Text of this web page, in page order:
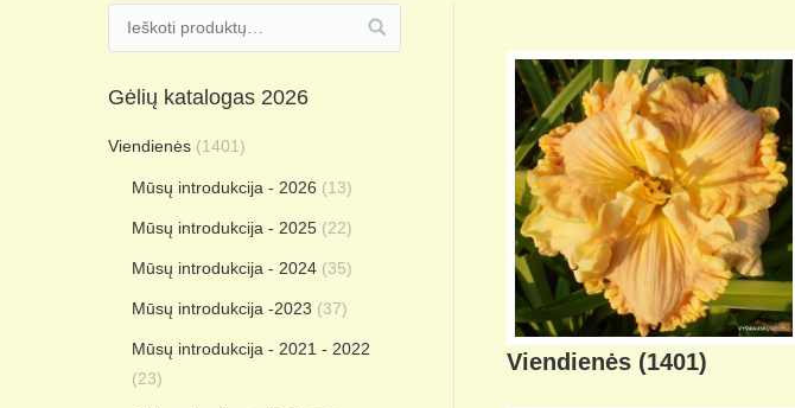
Viendienės (1401)
Gėlių katalogas 2026
Viendienės (1401)
Mūsų introdukcija - 2026 (13)
Mūsų introdukcija - 2025 (22)
Mūsų introdukcija - 2024 (35)
Mūsų introdukcija -2023 (37)
Mūsų introdukcija - 2021 - 2022
(23)